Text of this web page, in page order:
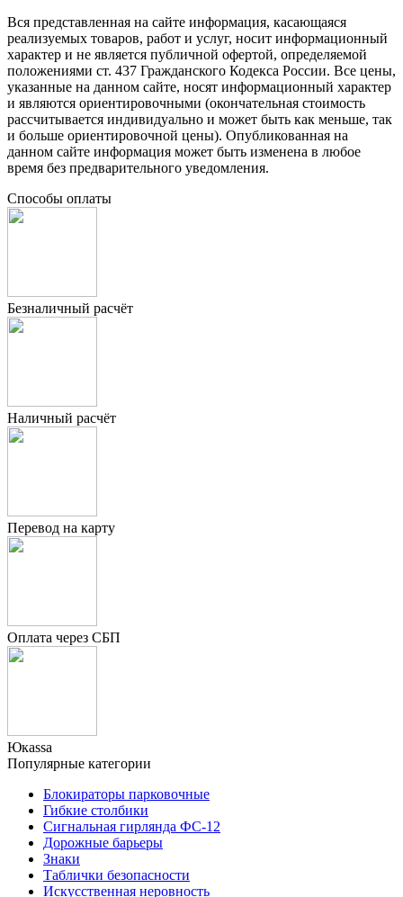
Вся представленная на сайте информация, касающаяся
реализуемых товаров, работ и услуг, носит информационный
характер и не является публичной офертой, определяемой
положениями ст. 437 Гражданского Кодекса России. Все цены,
указанные на данном сайте, носят информационный характер
и являются ориентировочными (окончательная стоимость
рассчитывается индивидуально и может быть как меньше, так
и больше ориентировочной цены). Опубликованная на
данном сайте информация может быть изменена в любое
время без предварительного уведомления.
Способы оплаты
Безналичный расчёт
Наличный расчёт
Перевод на карту
Оплата через СБП
Юкаssа
Популярные категории
Блокираторы парковочные
Гибкие столбики
Сигнальная гирлянда ФС-12
Дорожные барьеры
Знаки
Таблички безопасности
Искусственная неровность